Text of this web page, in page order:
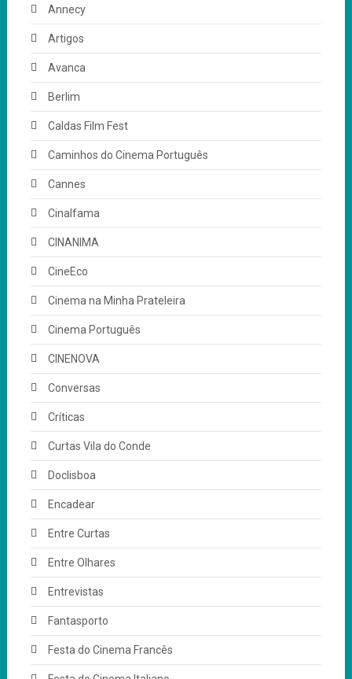
Annecy
Artigos
Avanca
Berlim
Caldas Film Fest
Caminhos do Cinema Português
Cannes
Cinalfama
CINANIMA
CineEco
Cinema na Minha Prateleira
Cinema Português
CINENOVA
Conversas
Críticas
Curtas Vila do Conde
Doclisboa
Encadear
Entre Curtas
Entre Olhares
Entrevistas
Fantasporto
Festa do Cinema Francês